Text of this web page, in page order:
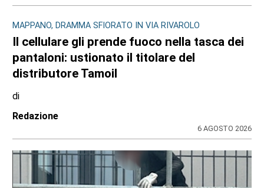
MAPPANO, DRAMMA SFIORATO IN VIA RIVAROLO
Il cellulare gli prende fuoco nella tasca dei
pantaloni: ustionato il titolare del
distributore Tamoil
di
Redazione
6 AGOSTO 2026